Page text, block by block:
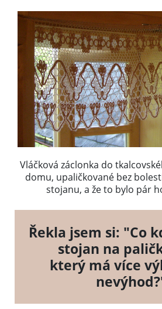
Vláčková záclonka do
domu, upaličkované bez
stojanu, a že to bylo pár
Řekla jsem si: "Co
stojan na
který má více